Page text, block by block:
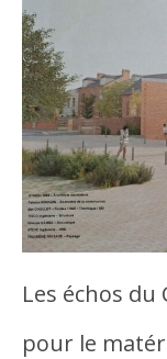
Les échos du
pour le